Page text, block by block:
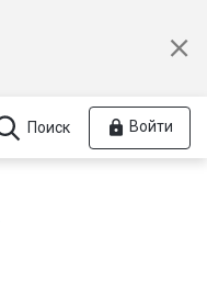
Поиск Войти